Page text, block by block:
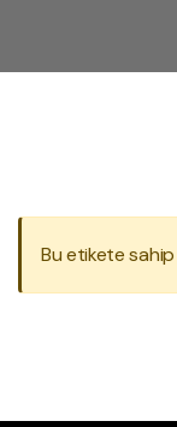
Bu etikete